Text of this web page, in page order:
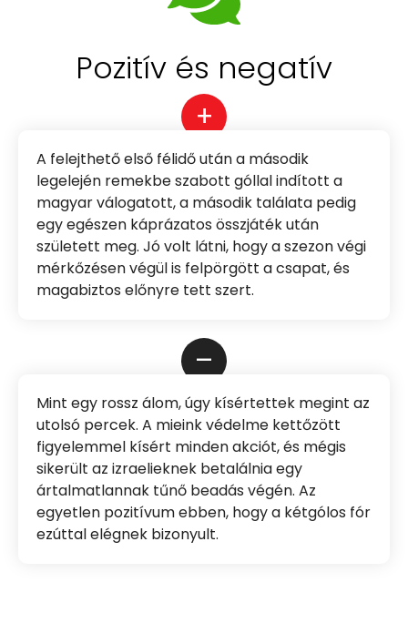
Pozitív és negatív
+
A felejthető első félidő után a második
legelején remekbe szabott góllal indított a
magyar válogatott, a második találata pedig
egy egészen káprázatos összjáték után
született meg. Jó volt látni, hogy a szezon végi
mérkőzésen végül is felpörgött a csapat, és
magabiztos előnyre tett szert.
–
Mint egy rossz álom, úgy kísértettek megint az
utolsó percek. A mieink védelme kettőzött
figyelemmel kísért minden akciót, és mégis
sikerült az izraelieknek betalálnia egy
ártalmatlannak tűnő beadás végén. Az
egyetlen pozitívum ebben, hogy a kétgólos fór
ezúttal elégnek bizonyult.